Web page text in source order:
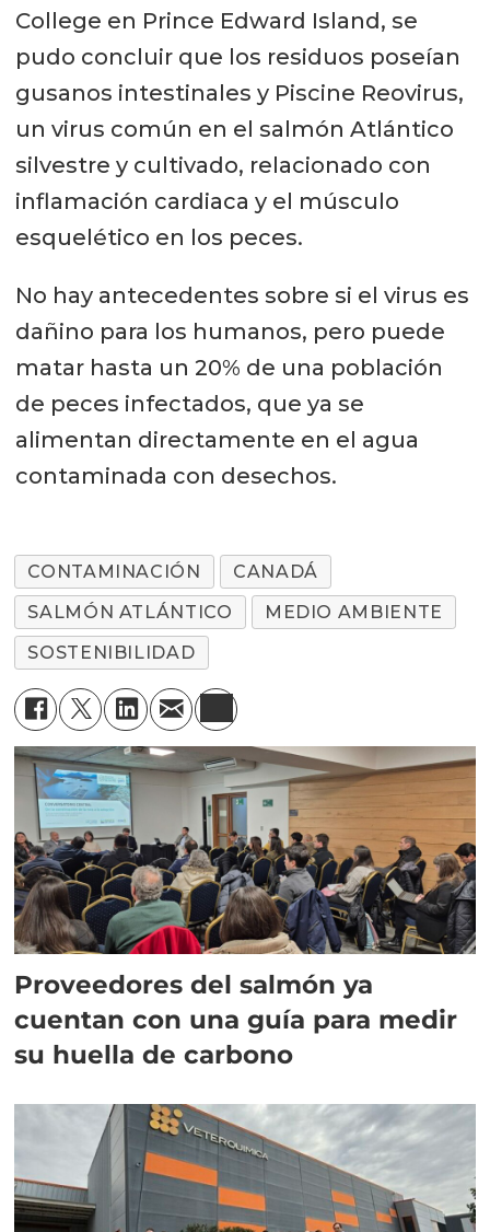
College en Prince Edward Island, se
pudo concluir que los residuos poseían
gusanos intestinales y Piscine Reovirus,
un virus común en el salmón Atlántico
silvestre y cultivado, relacionado con
inflamación cardiaca y el músculo
esquelético en los peces.
No hay antecedentes sobre si el virus es
dañino para los humanos, pero puede
matar hasta un 20% de una población
de peces infectados, que ya se
alimentan directamente en el agua
contaminada con desechos.
CONTAMINACIÓN
CANADÁ
SALMÓN ATLÁNTICO
MEDIO AMBIENTE
SOSTENIBILIDAD
Proveedores del salmón ya
cuentan con una guía para medir
su huella de carbono